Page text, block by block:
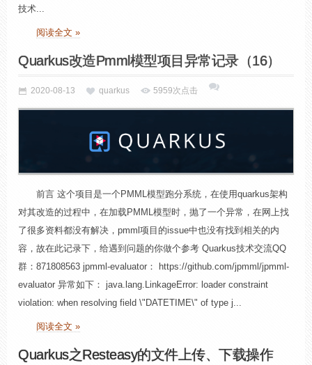
技术...
阅读全文 »
Quarkus改造Pmml模型项目异常记录（16）
2020-08-13 quarkus 5959次点击
前言 这个项目是一个PMML模型跑分系统，在使用quarkus架构
对其改造的过程中，在加载PMML模型时，抛了一个异常，在网上找
了很多资料都没有解决，pmml项目的issue中也没有找到相关的内
容，故在此记录下，给遇到问题的你做个参考 Quarkus技术交流QQ
群：871808563 jpmml-evaluator： https://github.com/jpmml/jpmml-
evaluator 异常如下： java.lang.LinkageError: loader constraint
violation: when resolving field \"DATETIME\" of type j...
阅读全文 »
Quarkus之Resteasy的文件上传、下载操作